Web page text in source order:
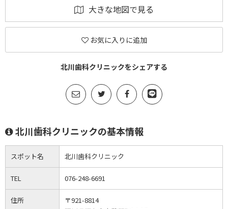
大きな地図で見る
お気に入りに追加
北川歯科クリニックをシェアする
北川歯科クリニックの基本情報
スポット名 北川歯科クリニック
TEL 076-248-6691
住所
〒921-8814